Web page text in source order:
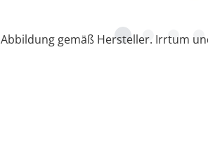
Abbildung gemäß Hersteller. Irrtum